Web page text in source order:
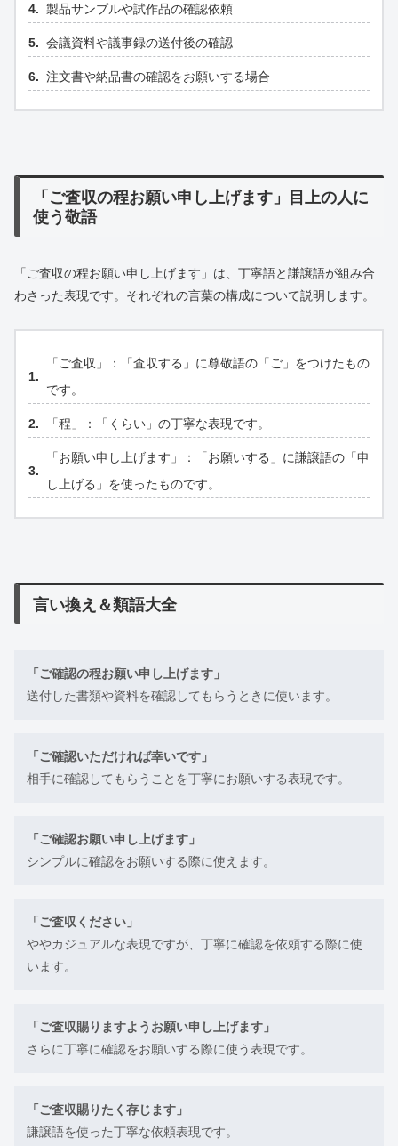
製品サンプルや試作品の確認依頼
会議資料や議事録の送付後の確認
注文書や納品書の確認をお願いする場合
「ご査収の程お願い申し上げます」目上の人に
使う敬語
「ご査収の程お願い申し上げます」は、丁寧語と謙譲語が組み合
わさった表現です。それぞれの言葉の構成について説明します。
「ご査収」：「査収する」に尊敬語の「ご」をつけたもの
です。
「程」：「くらい」の丁寧な表現です。
「お願い申し上げます」：「お願いする」に謙譲語の「申
し上げる」を使ったものです。
言い換え＆類語大全
「ご確認の程お願い申し上げます」
送付した書類や資料を確認してもらうときに使います。
「ご確認いただければ幸いです」
相手に確認してもらうことを丁寧にお願いする表現です。
「ご確認お願い申し上げます」
シンプルに確認をお願いする際に使えます。
「ご査収ください」
ややカジュアルな表現ですが、丁寧に確認を依頼する際に使
います。
「ご査収賜りますようお願い申し上げます」
さらに丁寧に確認をお願いする際に使う表現です。
「ご査収賜りたく存じます」
謙譲語を使った丁寧な依頼表現です。